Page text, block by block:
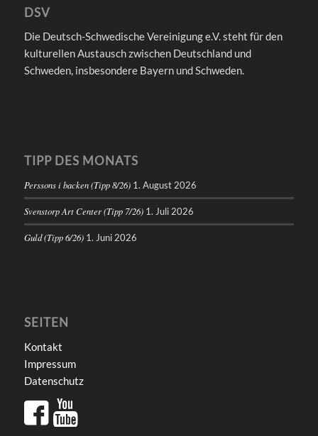
DSV
Die Deutsch-Schwedische Vereinigung e.V. steht für den
kulturellen Austausch zwischen Deutschland und
Schweden, insbesondere Bayern und Schweden.
TIPP DES MONATS
Perssons i backen (Tipp 8/26) 1. August 2026
Svenstorp Art Center (Tipp 7/26) 1. Juli 2026
Guld (Tipp 6/26) 1. Juni 2026
SEITEN
Kontakt
Impressum
Datenschutz